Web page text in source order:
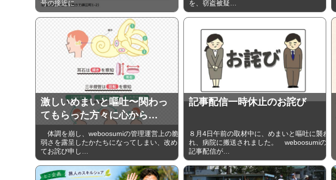
号の接近に…
を、窃盗被疑…
激しいめまいと嘔吐〜関わっ
てもらった方々に心から…
体調を崩し、weboosumiの管理運営上の脆
弱さを露呈したかたちになってしまい、改め
てお詫び申し…
記事配信一時休止のお詫び
８月4日午前の取材中に、めまいと嘔吐に襲わ
れ、病院に搬送されました。 weboosumiの
記事配信が…